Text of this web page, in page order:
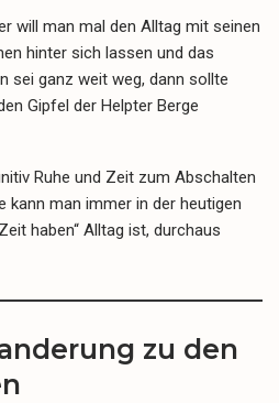
will man mal den Alltag mit seinen
hinter sich lassen und das
sei ganz weit weg, dann sollte
Gipfel der Helpter Berge
Ruhe und Zeit zum Abschalten
kann man immer in der heutigen
haben“ Alltag ist, durchaus
zu den